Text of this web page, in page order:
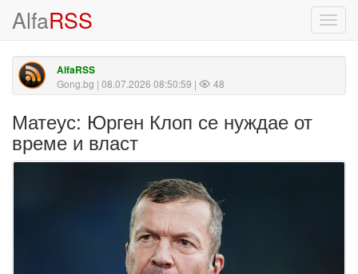
AlfaRSS
AlfaRSS
Gong.bg | 08.07.2026 08:50:59 | 48
Матеус: Юрген Клоп се нуждае от
време и власт